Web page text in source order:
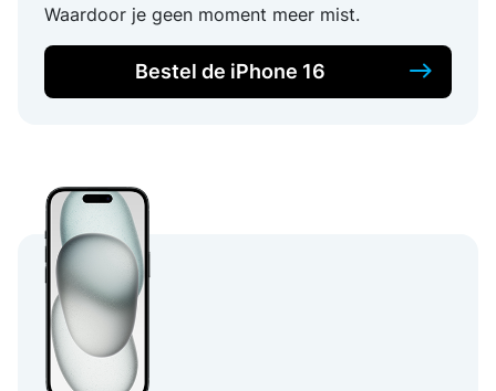
Waardoor je geen moment meer mist.
Bestel de iPhone 16